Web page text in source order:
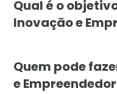
Qual é o
Inovação e
Quem pode
e